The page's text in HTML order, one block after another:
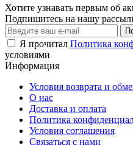
буржуйка на дровах
мангал
мангал
буржуйка купить
буржуйка чугунная купить
буржуйки
печь буржуйка
купить буржуйку в Украине
Хотите узнавать первым об
Подпишитесь на нашу
Я прочитал Политика
условиями
Информация
Условия возврата и
О нас
Доставка и оплата
Политика
Условия соглашения
Связаться с нами